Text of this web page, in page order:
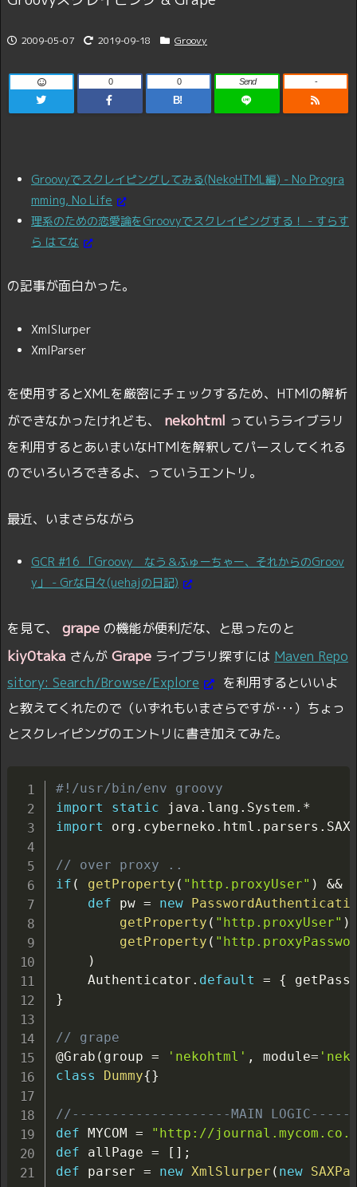
2009-05-07 2019-09-18 Groovy
0
B!
0 Send -
Groovyでスクレイピングしてみる(NekoHTML編) - No Progra
mming, No Life
理系のための恋愛論をGroovyでスクレイピングする！ - すらす
ら はてな
の記事が面白かった。
XmlSlurper
XmlParser
を使用するとXMLを厳密にチェックするため、HTMlの解析
ができなかったけれども、 nekohtml っていうライブラリ
を利用するとあいまいなHTMlを解釈してパースしてくれる
のでいろいろできるよ、っていうエントリ。
最近、いまさらながら
GCR #16 「Groovy なう＆ふゅーちゃー、それからのGroov
y」 - Grな日々(uehajの日記)
を見て、 grape の機能が便利だな、と思ったのと
kiy0taka さんが Grape ライブラリ探すには Maven Repo
sitory: Search/Browse/Explore
を利用するといいよ
と教えてくれたので（いずれもいまさらですが･･･）ちょっ
とスクレイピングのエントリに書き加えてみた。
#!/usr/bin/env groovy
import
static java . lang . System .
import org . cyberneko . html . parsers .
// over proxy ..
if ( getProperty ( "http.proxyUser" ) &&
def pw = new
getProperty ( "http.proxyUser" )
getProperty (
)
    Authenticator
. default = {
}
// grape
@Grab ( group = 'nekohtml' , module=
class
Dummy{}
//--------------------MAIN
def MYCOM =
"http://
def allPage = [ ] ;
def parser = new XmlSlurper ( new